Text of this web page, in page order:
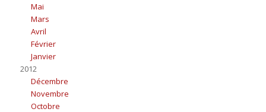
Mai
Mars
Avril
Février
Janvier
2012
Décembre
Novembre
Octobre